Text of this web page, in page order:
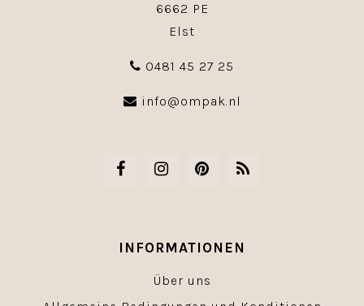
6662 PE
Elst
0481 45 27 25
info@ompak.nl
INFORMATIONEN
Über uns